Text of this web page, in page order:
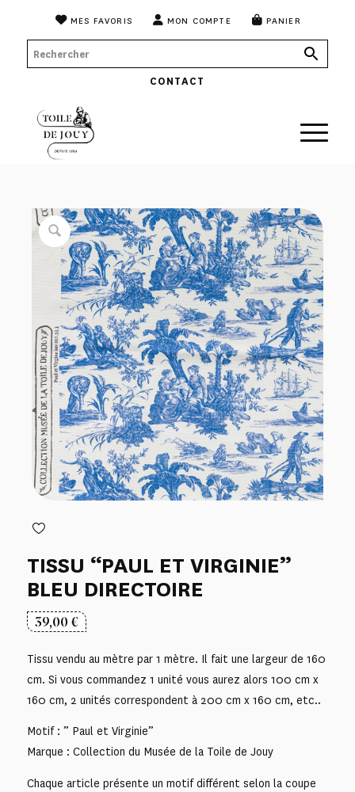
MES FAVORIS MON COMPTE PANIER
CONTACT
TISSU “PAUL ET VIRGINIE”
BLEU DIRECTOIRE
39,00€
Tissu vendu au mètre par 1 mètre. Il fait une largeur de 160
cm. Si vous commandez 1 unité vous aurez alors 100 cm x
160 cm, 2 unités correspondent à 200 cm x 160 cm, etc..
Motif : ” Paul et Virginie”
Marque : Collection du Musée de la Toile de Jouy
Chaque article présente un motif différent selon la coupe